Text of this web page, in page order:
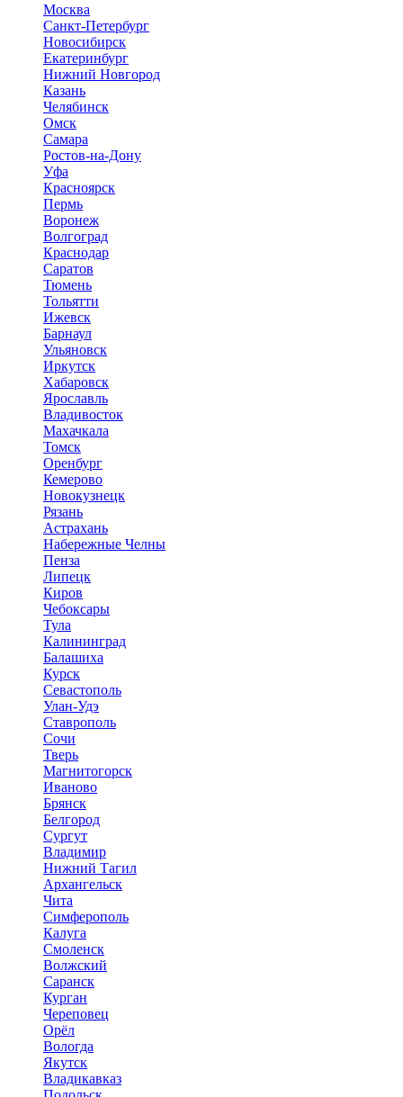
Москва
Санкт-Петербург
Новосибирск
Екатеринбург
Нижний Новгород
Казань
Челябинск
Омск
Самара
Ростов-на-Дону
Уфа
Красноярск
Пермь
Воронеж
Волгоград
Краснодар
Саратов
Тюмень
Тольятти
Ижевск
Барнаул
Ульяновск
Иркутск
Хабаровск
Ярославль
Владивосток
Махачкала
Томск
Оренбург
Кемерово
Новокузнецк
Рязань
Астрахань
Набережные Челны
Пенза
Липецк
Киров
Чебоксары
Тула
Калининград
Балашиха
Курск
Севастополь
Улан-Удэ
Ставрополь
Сочи
Тверь
Магнитогорск
Иваново
Брянск
Белгород
Сургут
Владимир
Нижний Тагил
Архангельск
Чита
Симферополь
Калуга
Смоленск
Волжский
Саранск
Курган
Череповец
Орёл
Вологда
Якутск
Владикавказ